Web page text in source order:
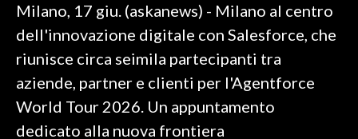
RISULTATI E CLASSIFICHE
CALCIO
CALCIO REGIONALE
BASKET
VOLLEY
Milano, 17 giu. (askanews) - Milano al centro
dell'innovazione digitale con Salesforce, che
riunisce circa seimila partecipanti tra
aziende, partner e clienti per l'Agentforce
World Tour 2026. Un appuntamento
dedicato alla nuova frontiera